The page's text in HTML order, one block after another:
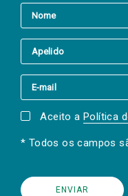
Aceito a Política
* Todos os campos